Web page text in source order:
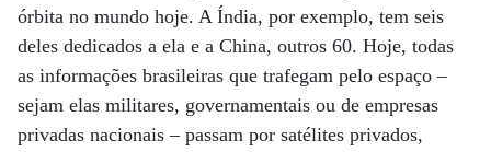
órbita no mundo hoje. A Índia, por exemplo, tem seis
deles dedicados a ela e a China, outros 60. Hoje, todas
as informações brasileiras que trafegam pelo espaço –
sejam elas militares, governamentais ou de empresas
privadas nacionais – passam por satélites privados,